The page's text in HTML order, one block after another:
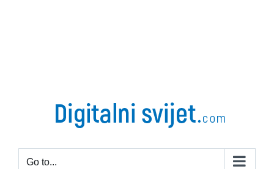
Go to...